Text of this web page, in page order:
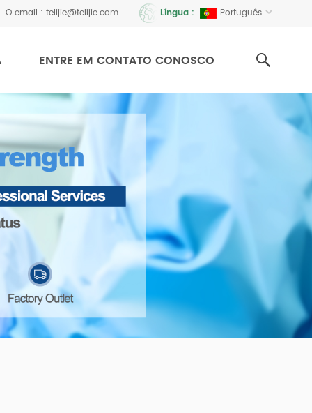
Língua : Português
O email : telijie@telijie.com
ENTRE EM CONTATO CONOSCO